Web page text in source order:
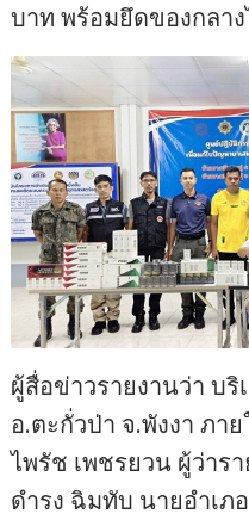
บาท พร้อมยึดของกลา
ผู้สื่อข่าวรายงานว่า บ
อ.ตะกั่วป่า จ.พังงา ภา
ไพรัช เพชรยวน ผู้ว่าร
ดำรง ฉิมทับ นายอำเภ